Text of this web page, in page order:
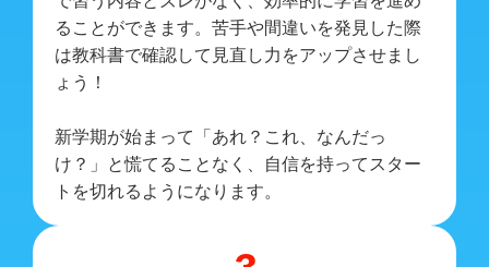
ることができます。苦手や間違いを発見した際
は教科書で確認して見直し力をアップさせまし
ょう！
新学期が始まって「あれ？これ、なんだっ
け？」と慌てることなく、自信を持ってスター
トを切れるようになります。